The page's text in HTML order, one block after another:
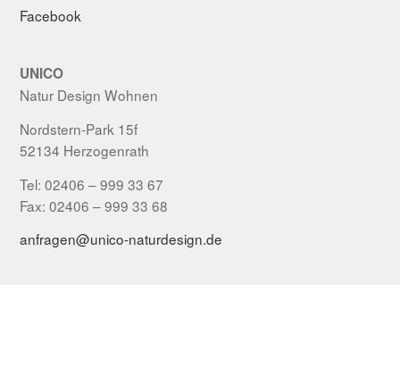
Facebook
UNICO
Natur Design Wohnen
Nordstern-Park 15f
52134 Herzogenrath
Tel: 02406 – 999 33 67
Fax: 02406 – 999 33 68
anfragen@unico-naturdesign.de